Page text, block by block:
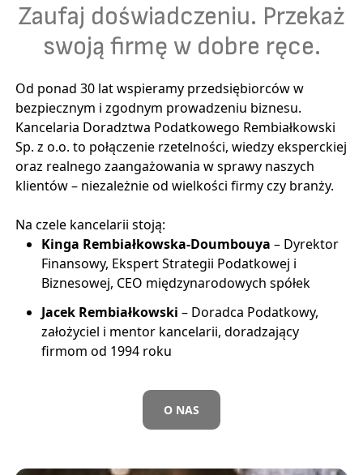
Zaufaj doświadczeniu. Przekaż
swoją firmę w dobre ręce.
Od ponad 30 lat wspieramy przedsiębiorców w
bezpiecznym i zgodnym prowadzeniu biznesu.
Kancelaria Doradztwa Podatkowego Rembiałkowski
Sp. z o.o. to połączenie rzetelności, wiedzy eksperckiej
oraz realnego zaangażowania w sprawy naszych
klientów – niezależnie od wielkości firmy czy branży.
Na czele kancelarii stoją:
Kinga Rembiałkowska-Doumbouya – Dyrektor
Finansowy, Ekspert Strategii Podatkowej i
Biznesowej, CEO międzynarodowych spółek
Jacek Rembiałkowski – Doradca Podatkowy,
założyciel i mentor kancelarii, doradzający
firmom od 1994 roku
O NAS